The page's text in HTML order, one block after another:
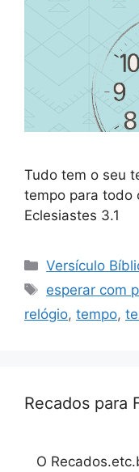
Tudo tem o seu
tempo para todo
Eclesiastes 3.1
Categorias
Versículo
Tags
esperar com
relógio, tempo,
Recados para
O